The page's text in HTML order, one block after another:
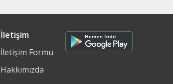
İletişim
İletişim Formu
Hakkımızda